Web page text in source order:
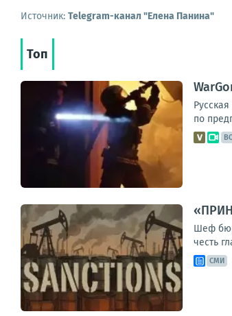
Источник: Telegram-канал "Елена Панина"
Топ
по
Шеф
честь
СМИ